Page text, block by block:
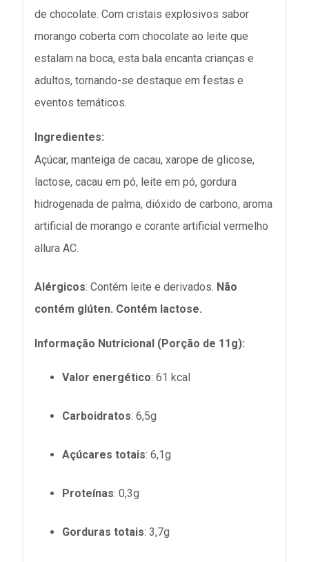
de chocolate. Com cristais explosivos sabor
morango coberta com chocolate ao leite que
estalam na boca, esta bala encanta crianças e
adultos, tornando-se destaque em festas e
eventos temáticos.
Ingredientes:
Açúcar, manteiga de cacau, xarope de glicose,
lactose, cacau em pó, leite em pó, gordura
hidrogenada de palma, dióxido de carbono, aroma
artificial de morango e corante artificial vermelho
allura AC.
Alérgicos: Contém leite e derivados. Não
contém glúten. Contém lactose.
Informação Nutricional (Porção de 11g):
Valor energético: 61 kcal
Carboidratos: 6,5g
Açúcares totais: 6,1g
Proteínas: 0,3g
Gorduras totais: 3,7g